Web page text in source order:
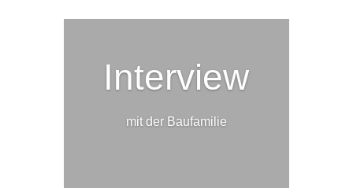
Interview
mit der Baufamilie